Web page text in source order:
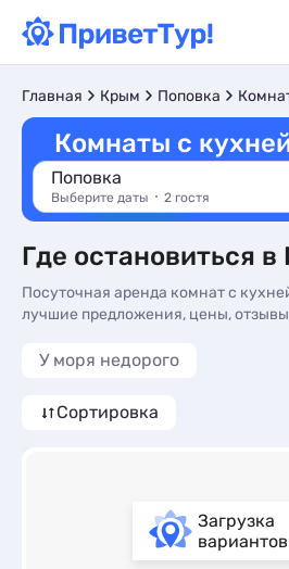
Главная Крым Поповка
Комнаты с
Поповка
Выберите даты 2 гостя
Где остановиться в
Посуточная аренда комнат с
лучшие предложения, цены,
У моря недорого
Сортировка
Загрузка